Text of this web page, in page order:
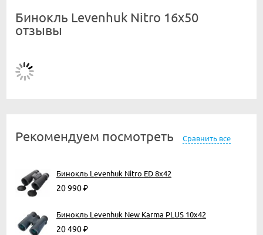
Бинокль Levenhuk Nitro 16x50
отзывы
Рекомендуем посмотреть Сравнить все
Бинокль Levenhuk Nitro ED 8x42
20 990₽
Бинокль Levenhuk New Karma PLUS 10x42
20 490₽